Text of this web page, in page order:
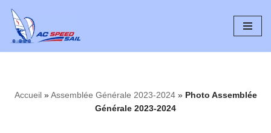
Aller
au
Accueil»Assemblée Générale 2023-2024» Photo Assemblée
Générale 2023-2024